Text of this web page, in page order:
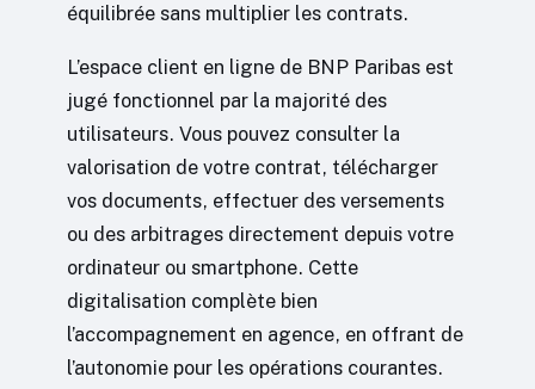
équilibrée sans multiplier les contrats.
L’espace client en ligne de BNP Paribas est
jugé fonctionnel par la majorité des
utilisateurs. Vous pouvez consulter la
valorisation de votre contrat, télécharger
vos documents, effectuer des versements
ou des arbitrages directement depuis votre
ordinateur ou smartphone. Cette
digitalisation complète bien
l’accompagnement en agence, en offrant de
l’autonomie pour les opérations courantes.